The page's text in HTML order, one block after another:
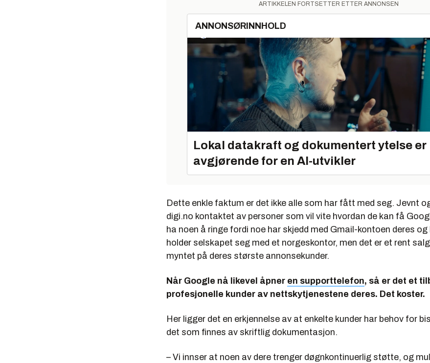
ARTIKKELEN FORTSETTER ETTER ANNONSEN
ANNONSØRINNHOLD
Lokal datakraft og dokumentert ytelse er
avgjørende for en AI-utvikler
Dette enkle faktum er det ikke alle som har fått med seg. Jevnt
digi.no kontaktet av personer som vil vite hvordan de kan få
ha noen å ringe fordi noe har skjedd med Gmail-kontoen deres og
holder selskapet seg med et norgeskontor, men det er et rent
myntet på deres største annonsekunder.
Når Google nå likevel åpner en supporttelefon, så er det et
profesjonelle kunder av nettskytjenestene deres. Det koster.
Her ligger det en erkjennelse av at enkelte kunder har behov for
det som finnes av skriftlig dokumentasjon.
– Vi innser at noen av dere trenger døgnkontinuerlig støtte, og